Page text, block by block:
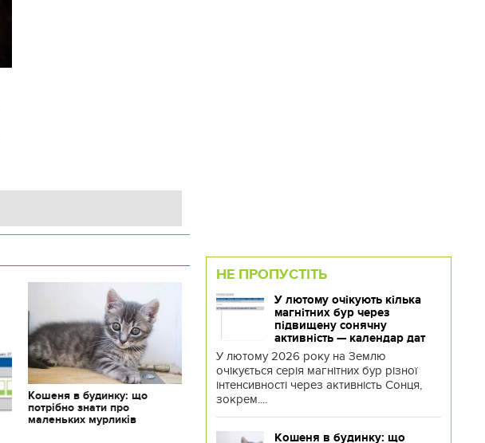
Кошеня в будинку: що
потрібно знати про
маленьких мурликів
НЕ ПРОПУСТІТЬ
У лютому очікують кілька
магнітних бур через
підвищену сонячну
активність — календар дат
У лютому 2026 року на Землю
очікується серія магнітних бур різної
інтенсивності через активність Сонця,
зокрем....
Кошеня в будинку: що